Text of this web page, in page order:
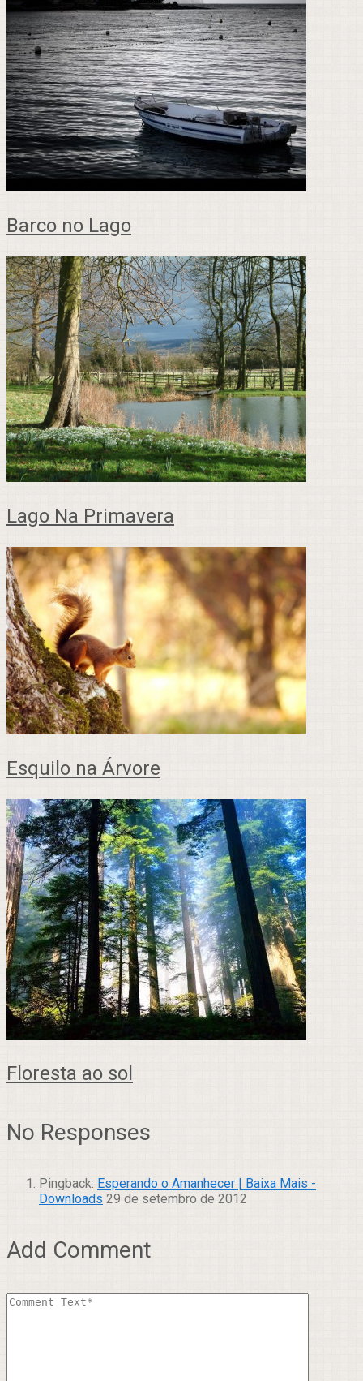
Barco no Lago
Lago Na Primavera
Esquilo na Árvore
Floresta ao sol
No Responses
Pingback: Esperando o Amanhecer | Baixa Mais -
Downloads 29 de setembro de 2012
Add Comment